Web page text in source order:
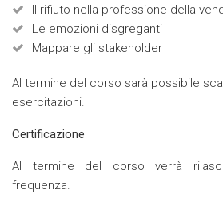
Il rifiuto nella professione della
Le emozioni disgreganti
Mappare gli stakeholder
Al termine del corso sarà possibile
esercitazioni.
Certificazione
Al termine del corso verrà
frequenza.